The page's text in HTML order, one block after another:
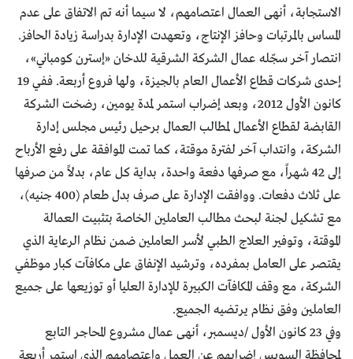
الاستجابة، أنهى العمال اعتصامهم، لا سيما أنه تم الاتفاق على عدم
المساس بالمرتبات وحافز الإنتاج، وتعهدت الإدارة بدراسة زيادة الحافز.
انتصار آخر سجّله عمال الشركة الشرقية للدخان «إسترن كومباني»،
إحدى شركات قطاع الأعمال العام بالجيزة، ولها فروع أربعة. ففي 19
كانون الأول 2012، وبعد إضراب استمر لمدة يومين، رضخت الشركة
القابضة لقطاع الأعمال لمطالب العمال برحيل رئيس مجلس إدارة
الشركة، وانتداب آخر لفترة موقتة، كما تمت الموافقة على رفع الأرباح
إلى 42 شهراً، مع صرفها دفعة واحدة، بداية كل عام، بدلاً من صرفها
على ثلاث دفعات. ووافقت الإدارة على صرف بدل طعام (400 جنيه)،
مع تشكيل لجنة لبحث مطالب العاملين الخاصة بتثبيت العمالة
الموقتة، وتوفير العلاج الطبي لأسر العاملين ضمن نظام الرعاية الذي
يقتصر على العامل بمفرده، وترشيد الإنفاق على مكافآت كبار موظفي
الشركة، مع وقف المكافآت الكبيرة للإدارة العليا أو توزيعها على جميع
العاملين وفق نظام يرتضيه الجميع.
وفي 23 كانون الأول /ديسمبر، أنهى عمال مشروع المحاجر التابع
لمحافظة السويس إضرابهم عن العمل واعتصامهم الذي استمر أربعة